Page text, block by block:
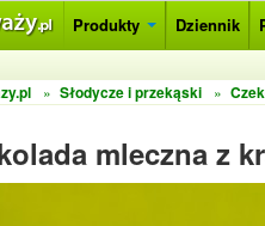
Produkty Dziennik
» Słodycze i przekąski »
mleczna z